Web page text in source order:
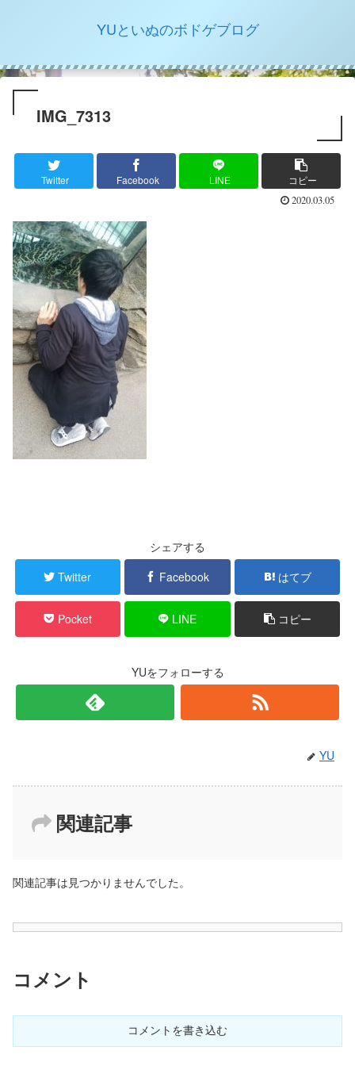
YUといぬのボドゲブログ
IMG_7313
Twitter Facebook LINE
コピー
2020.03.05
シェアする
Twitter
Facebook はてブ
Pocket LINE コピー
YUをフォローする
YU
関連記事
関連記事は見つかりませんでした。
コメント
コメントを書き込む